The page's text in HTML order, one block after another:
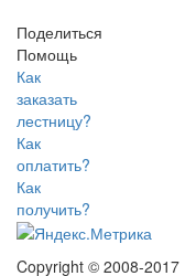
Поделиться
Помощь
Как
заказать
лестницу?
Как
оплатить?
Как
получить?
Copyright © 2008-2017